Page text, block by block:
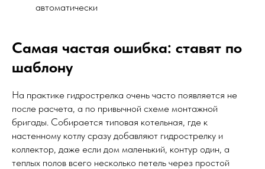
автоматически
Самая частая ошибка: ставят по
шаблону
На практике гидрострелка очень часто появляется не
после расчета, а по привычной схеме монтажной
бригады. Собирается типовая котельная, где к
настенному котлу сразу добавляют гидрострелку и
коллектор, даже если дом маленький, контур один, а
теплых полов всего несколько петель через простой